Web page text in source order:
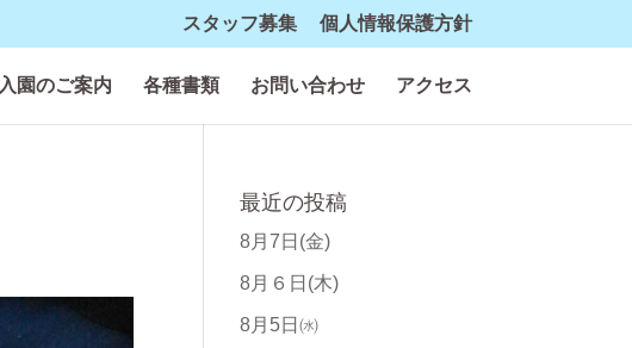
スタッフ募集 個人情報保護方針
入園のご案内 各種書類 お問い合わせ アクセス
最近の投稿
8月7日(金)
8月６日(木)
8月5日㈬